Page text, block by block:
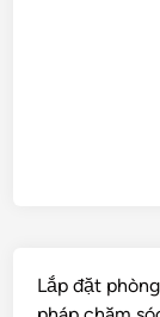
Lắp đặt